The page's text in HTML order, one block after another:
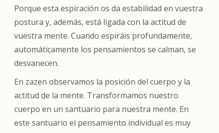
Porque esta espiración os da estabilidad en vuestra
postura y, además, está ligada con la actitud de
vuestra mente. Cuando espiráis profundamente,
automáticamente los pensamientos se calman, se
desvanecen.
En zazen observamos la posición del cuerpo y la
actitud de la mente. Transformamos nuestro
cuerpo en un santuario para nuestra mente. En
este santuario el pensamiento individual es muy